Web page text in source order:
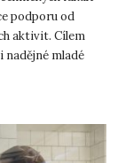
podporu od
aktivit. Cílem
mladé